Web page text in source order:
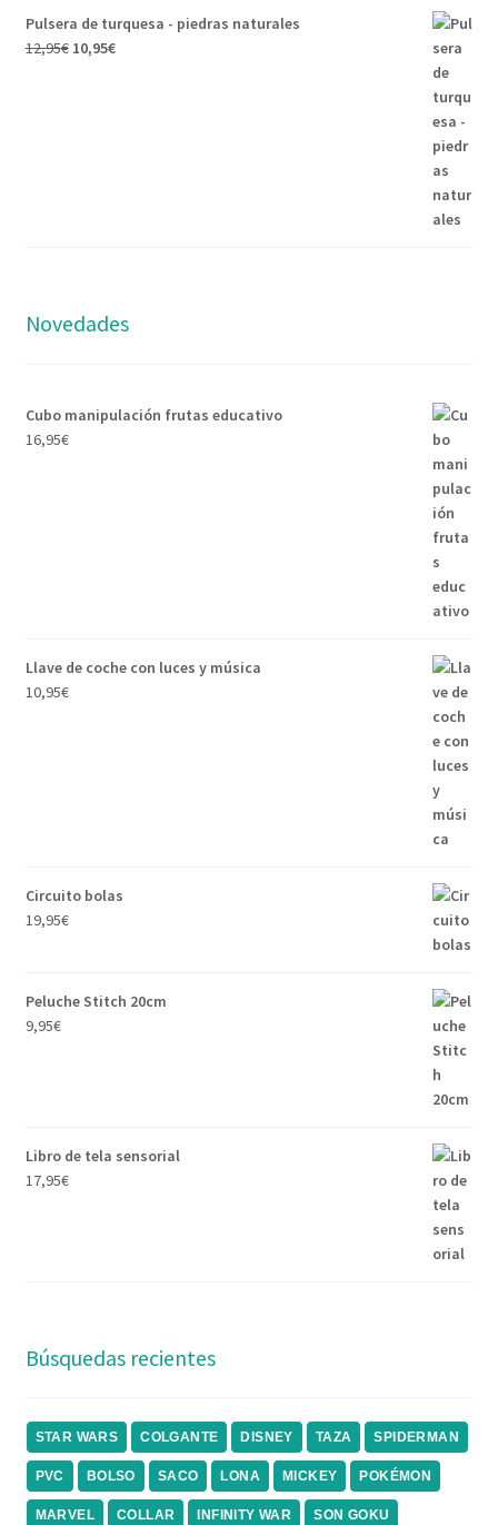
Pulsera de turquesa - piedras naturales
12,95€ 10,95€
Novedades
Cubo manipulación frutas educativo
16,95€
Llave de coche con luces y música
10,95€
Circuito bolas
19,95€
Peluche Stitch 20cm
9,95€
Libro de tela sensorial
17,95€
Búsquedas recientes
STAR WARS COLGANTE DISNEY TAZA SPIDERMAN
PVC BOLSO SACO LONA MICKEY POKÉMON
MARVEL COLLAR INFINITY WAR SON GOKU